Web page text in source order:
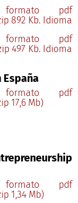
pdf
892 Kb. Idioma
pdf
497 Kb. Idioma
España
pdf
17,6 Mb)
pdf
1,34 Mb)